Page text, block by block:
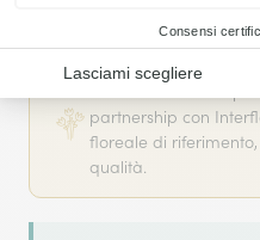
partnership con
floreale di
qualità.